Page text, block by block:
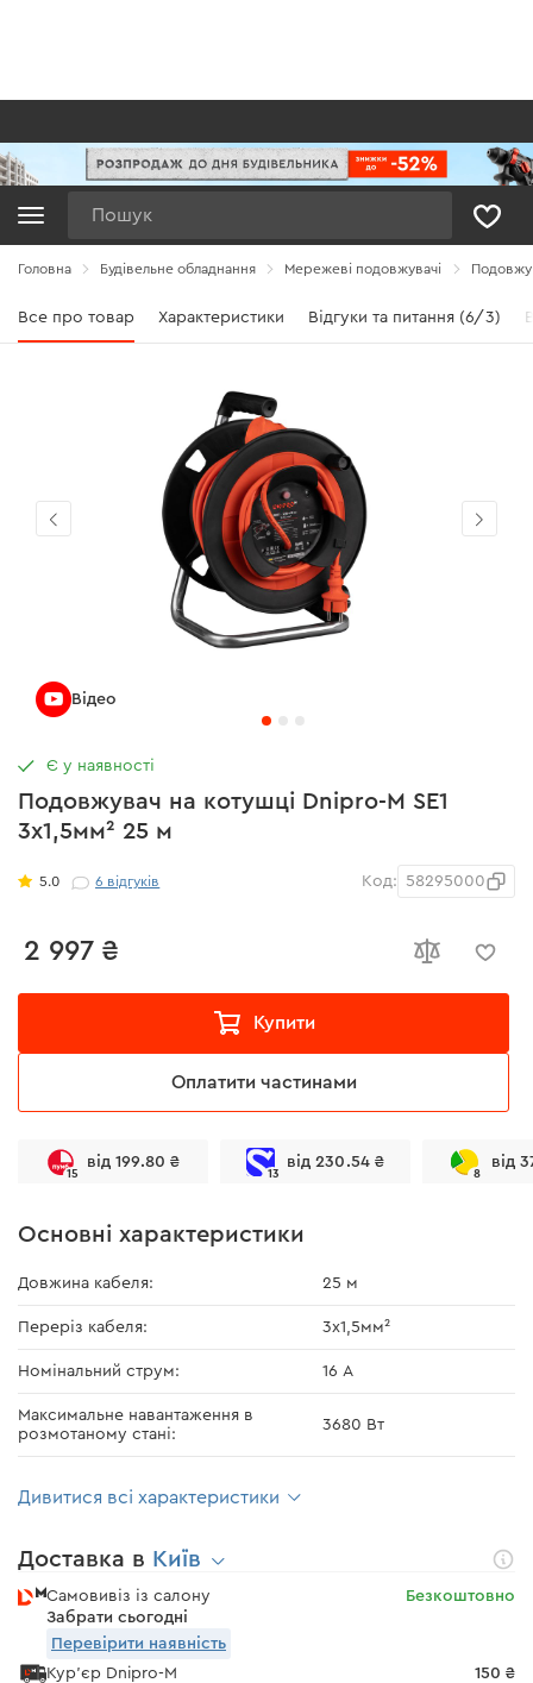
Головна Будівельне обладнання Мережеві подовжувачі
Все про товар Характеристики Відгуки та питання (6/3)
Подовжувач на котушці Dnipro-M SE1
3x1,5мм² 25 м
5.0 6 відгуків Код: 58295000
2 997 ₴
Купити
Оплатити частинами
15
від 199.80 ₴
13
від 230.54 ₴
8
від
Є у наявності
Основні характеристики
Довжина кабеля: 25 м
Переріз кабеля: 3x1,5мм²
Номінальний струм: 16 А
Максимальне навантаження в
розмотаному стані:
3680 Вт
Дивитися всі характеристики
Доставка в Київ
Самовивіз із салону
Забрати сьогодні
Безкоштовно
Перевірити наявність
Кур'єр Dnipro-M
150 ₴
Відео